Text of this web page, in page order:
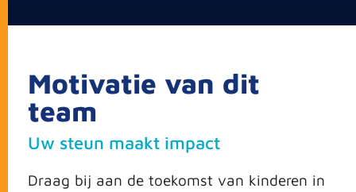
Motivatie van dit
team
Uw steun maakt impact
Draag bij aan de toekomst van kinderen in